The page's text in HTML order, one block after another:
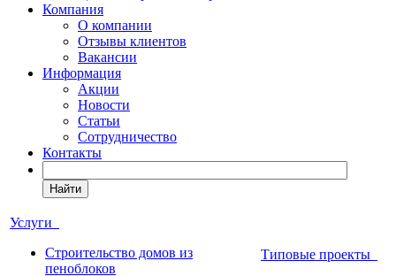
Компания
О компании
Отзывы клиентов
Вакансии
Информация
Акции
Новости
Статьи
Сотрудничество
Контакты
Найти
Услуги
Строительство домов из
пеноблоков
Типовые проекты